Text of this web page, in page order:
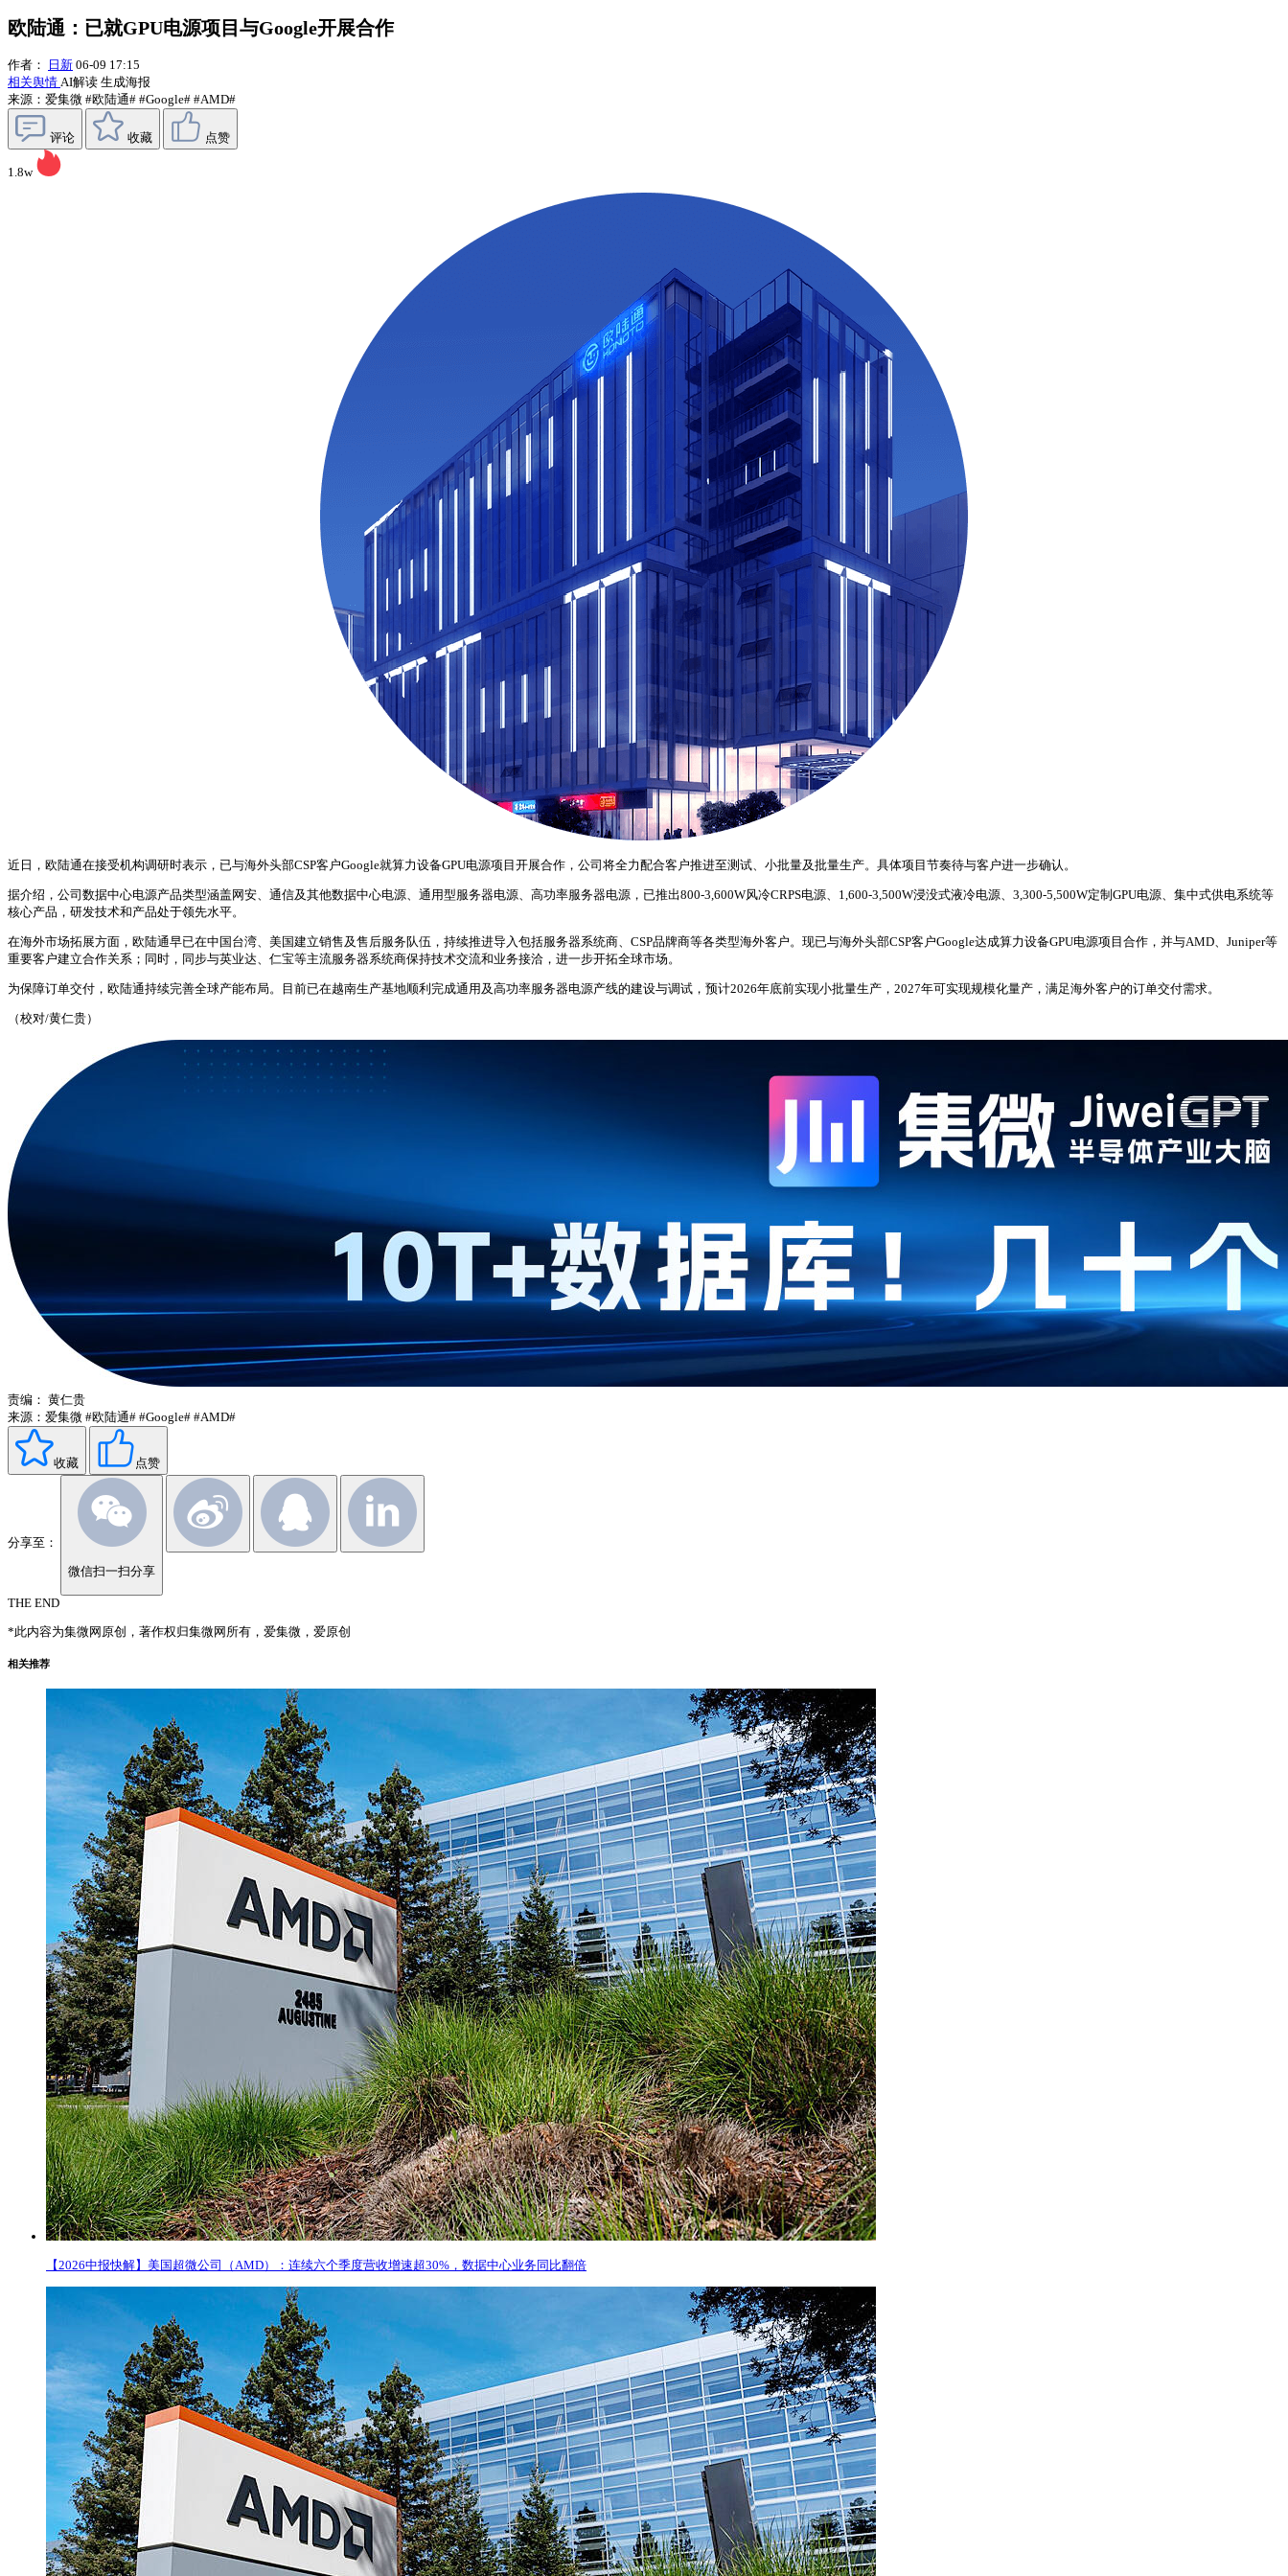
欧陆通：已就GPU电源项目与Google开展合作
作者： 日新 06-09 17:15
相关舆情 AI解读 生成海报
来源：爱集微 #欧陆通# #Google# #AMD#
评论 收藏 点赞
1.8w
近日，欧陆通在接受机构调研时表示，已与海外头部CSP客户Google就算力设备GPU电源项目开展合作，公司将全力配合客户推进至测试、小批量及批量生产。具体项目节奏待与客户进一步确认。
据介绍，公司数据中心电源产品类型涵盖网安、通信及其他数据中心电源、通用型服务器电源、高功率服务器电源，已推出800-3,600W风冷CRPS电源、1,600-3,500W浸没式液冷电源、3,300-5,500W定制GPU电源、集中式供电系统等
核心产品，研发技术和产品处于领先水平。
在海外市场拓展方面，欧陆通早已在中国台湾、美国建立销售及售后服务队伍，持续推进导入包括服务器系统商、CSP品牌商等各类型海外客户。现已与海外头部CSP客户Google达成算力设备GPU电源项目合作，并与AMD、Juniper等
重要客户建立合作关系；同时，同步与英业达、仁宝等主流服务器系统商保持技术交流和业务接洽，进一步开拓全球市场。
为保障订单交付，欧陆通持续完善全球产能布局。目前已在越南生产基地顺利完成通用及高功率服务器电源产线的建设与调试，预计2026年底前实现小批量生产，2027年可实现规模化量产，满足海外客户的订单交付需求。
（校对/黄仁贵）
责编： 黄仁贵
来源：爱集微 #欧陆通# #Google# #AMD#
收藏 点赞
分享至：
微信扫一扫分享
THE END
*此内容为集微网原创，著作权归集微网所有，爱集微，爱原创
相关推荐
【2026中报快解】美国超微公司（AMD）：连续六个季度营收增速超30%，数据中心业务同比翻倍